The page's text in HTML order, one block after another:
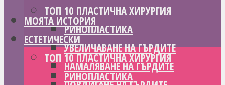
ТОП 10 ПЛАСТИЧНА ХИРУРГИЯ
РИНОПЛАСТИКА
УВЕЛИЧАВАНЕ НА ГЪРДИТЕ
НАМАЛЯВАНЕ НА ГЪРДИТЕ
МОЯТА ИСТОРИЯ
ЕСТЕТИЧЕСКИ
ТОП 10 ПЛАСТИЧНА ХИРУРГИЯ
РИНОПЛАСТИКА